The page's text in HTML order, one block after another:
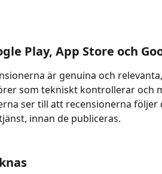
Play, App Store och
är genuina och
som tekniskt kontrollerar och
ser till att recensionerna följer
innan de publiceras.